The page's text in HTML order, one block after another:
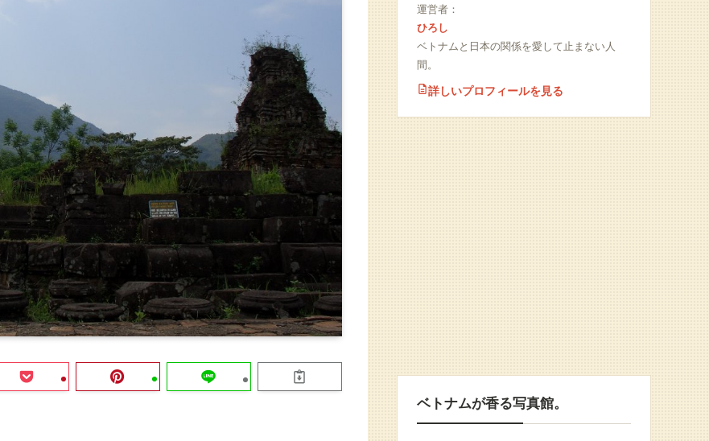
運営者：
ひろし
ベトナムと日本の関係を愛して止まない人
間。
詳しいプロフィールを見る
ベトナムが香る写真館。